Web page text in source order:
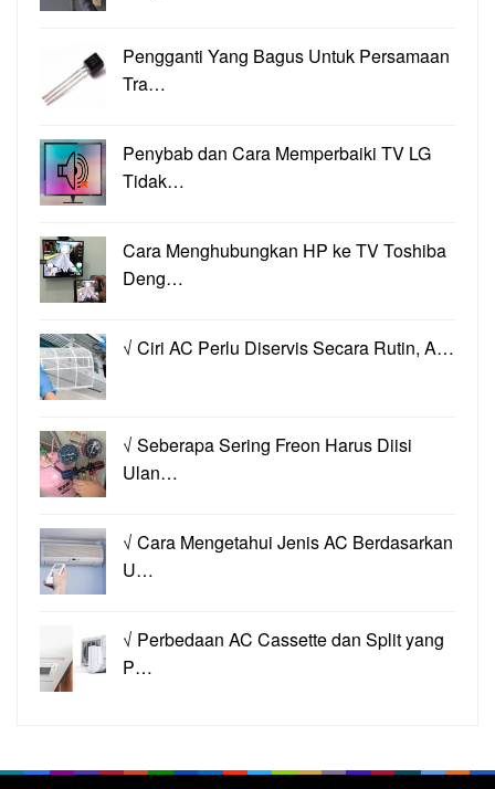
Pengganti Yang Bagus Untuk Persamaan
Tra…
Penybab dan Cara Memperbaiki TV LG
Tidak…
Cara Menghubungkan HP ke TV Toshiba
Deng…
√ Ciri AC Perlu Diservis Secara Rutin, A…
√ Seberapa Sering Freon Harus Diisi
Ulan…
√ Cara Mengetahui Jenis AC Berdasarkan
U…
√ Perbedaan AC Cassette dan Split yang
P…